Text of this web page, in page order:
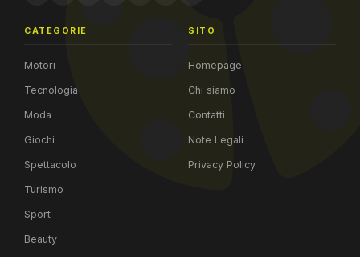
CATEGORIE
Motori
Tecnologia
Moda
Giochi
Spettacolo
Turismo
Sport
Beauty
SITO
Homepage
Chi siamo
Contatti
Note Legali
Privacy Policy